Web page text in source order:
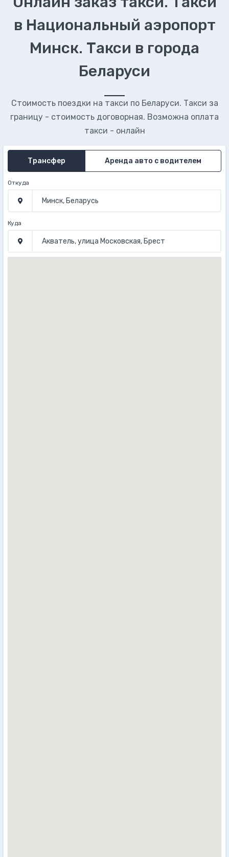
в Национальный аэропорт
Минск. Такси в города
Беларуси
Стоимость поездки на такси по Беларуси. Такси за
границу - стоимость договорная. Возможна оплата
такси - онлайн
Трансфер Аренда авто с водителем
Откуда
Куда